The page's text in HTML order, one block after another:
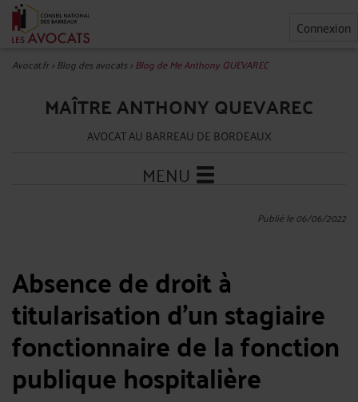
Connexion
Avocat.fr>Blog des avocats>Blog de Me Anthony QUEVAREC
MAÎTRE ANTHONY QUEVAREC
AVOCAT AU BARREAU DE BORDEAUX
MENU
Publié le 06/06/2022
Absence de droit à
titularisation d'un stagiaire
fonctionnaire de la fonction
publique hospitalière